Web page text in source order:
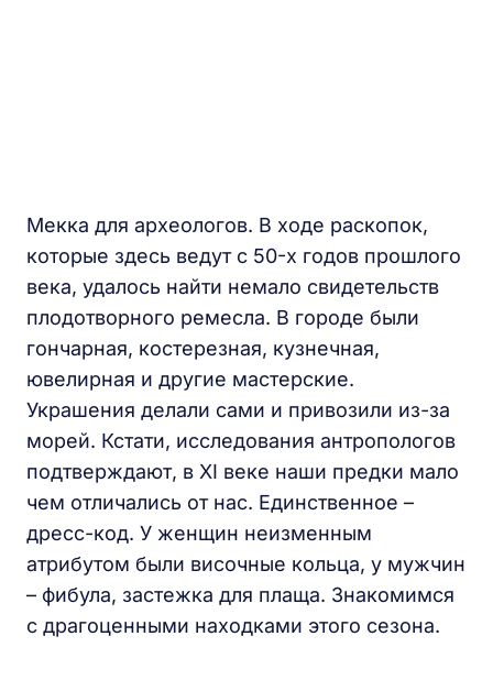
Мекка для археологов. В ходе раскопок,
которые здесь ведут с 50-х годов прошлого
века, удалось найти немало свидетельств
плодотворного ремесла. В городе были
гончарная, костерезная, кузнечная,
ювелирная и другие мастерские.
Украшения делали сами и привозили из-за
морей. Кстати, исследования антропологов
подтверждают, в XI веке наши предки мало
чем отличались от нас. Единственное –
дресс-код. У женщин неизменным
атрибутом были височные кольца, у мужчин
– фибула, застежка для плаща. Знакомимся
с драгоценными находками этого сезона.